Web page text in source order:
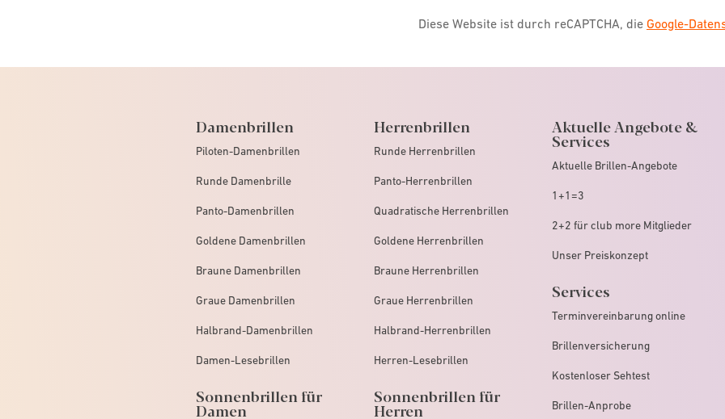
Diese Website ist durch reCAPTCHA, die Google-
Damenbrillen
Piloten-Damenbrillen
Runde Damenbrille
Panto-Damenbrillen
Goldene Damenbrillen
Braune Damenbrillen
Graue Damenbrillen
Halbrand-Damenbrillen
Damen-Lesebrillen
Sonnenbrillen für
Damen
Herrenbrillen
Runde Herrenbrillen
Panto-Herrenbrillen
Quadratische Herrenbrillen
Goldene Herrenbrillen
Braune Herrenbrillen
Graue Herrenbrillen
Halbrand-Herrenbrillen
Herren-Lesebrillen
Sonnenbrillen für
Herren
Aktuelle Angebote &
Services
Aktuelle Brillen-Angebote
1+1=3
2+2 für club more Mitglieder
Unser Preiskonzept
Services
Terminvereinbarung online
Brillenversicherung
Kostenloser Sehtest
Brillen-Anprobe